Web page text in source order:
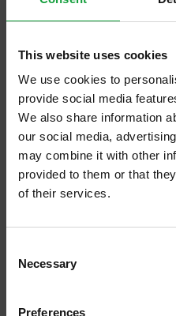
This website uses cookies
We use cookies to
provide social media
We also share information
our social media,
may combine it with other
provided to them or that
of their services.
Selection
Necessary
Preferences
https://www.salaecucina.it/it-it/
strade delvino
, cultura del
ISCRIVITI
Resta aggiornato su tutte